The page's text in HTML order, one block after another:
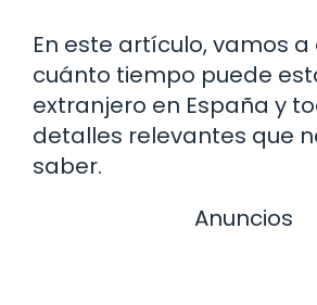
En este artículo, vamos
cuánto tiempo puede
extranjero en España y
detalles relevantes que
saber.
Anuncios